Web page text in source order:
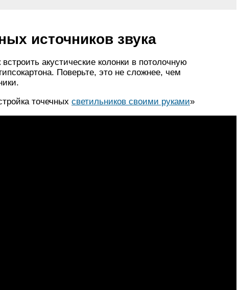
источников звука
акустические колонки в потолочную
Поверьте, это не сложнее, чем
точечных светильников своими руками»